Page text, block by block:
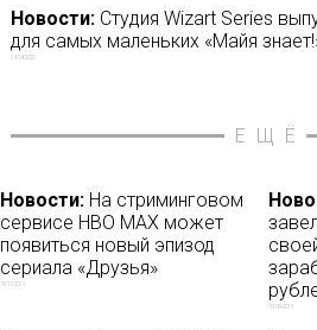
Новости:Студия Wizart Series
для самых маленьких «Майя
29/04/2020
ЕЩЁ
Новости: На стриминговом
сервисе HBO MAX может
появиться новый эпизод
сериала «Друзья»
13/11/2019
10/06/2019